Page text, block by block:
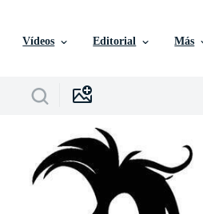
Vídeos Editorial Más